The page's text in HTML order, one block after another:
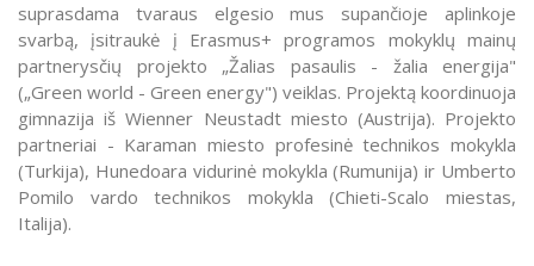
suprasdama tvaraus elgesio mus supančioje aplinkoje
svarbą, įsitraukė į Erasmus+ programos mokyklų mainų
partnerysčių projekto „Žalias pasaulis - žalia energija"
(„Green world - Green energy") veiklas. Projektą koordinuoja
gimnazija iš Wienner Neustadt miesto (Austrija). Projekto
partneriai - Karaman miesto profesinė technikos mokykla
(Turkija), Hunedoara vidurinė mokykla (Rumunija) ir Umberto
Pomilo vardo technikos mokykla (Chieti-Scalo miestas,
Italija).